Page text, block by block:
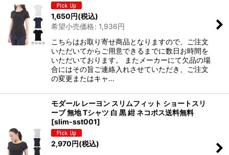
1,650円(税込)
希望小売価格: 1,936円
こちらはお取り寄せ商品となりますので、ご注文
いただいてからご用意できるまでに数日お時間を
いただいております。 またメーカーにて欠品の場
合にはその旨ご連絡入れさせていただき、ご注文
の変更またはキャ…
モダール レーヨン スリムフィット ショートスリ
ーブ 無地 Tシャツ 白 黒 紺 ネコポス送料無料
[slim-sst001]
2,970円(税込)